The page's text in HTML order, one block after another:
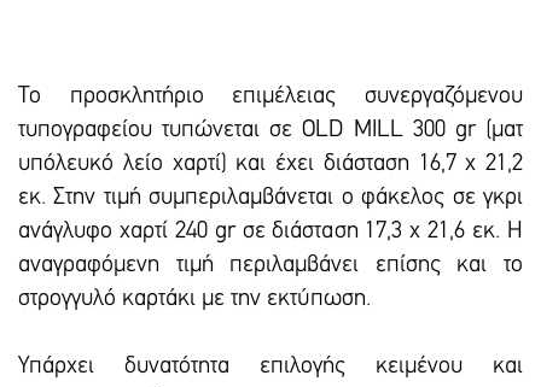
Το προσκλητήριο επιμέλειας συνεργαζόμενου
τυπογραφείου τυπώνεται σε OLD MILL 300 gr (ματ
υπόλευκό λείο χαρτί) και έxει διάσταση 16,7 x 21,2
εκ. Στην τιμή συμπεριλαμβάνεται ο φάκελος σε γκρι
ανάγλυφο χαρτί 240 gr σε διάσταση 17,3 x 21,6 εκ. Η
αναγραφόμενη τιμή περιλαμβάνει επίσης και το
στρογγυλό καρτάκι με την εκτύπωση.
Υπάρxει δυνατότητα επιλογής κειμένου και